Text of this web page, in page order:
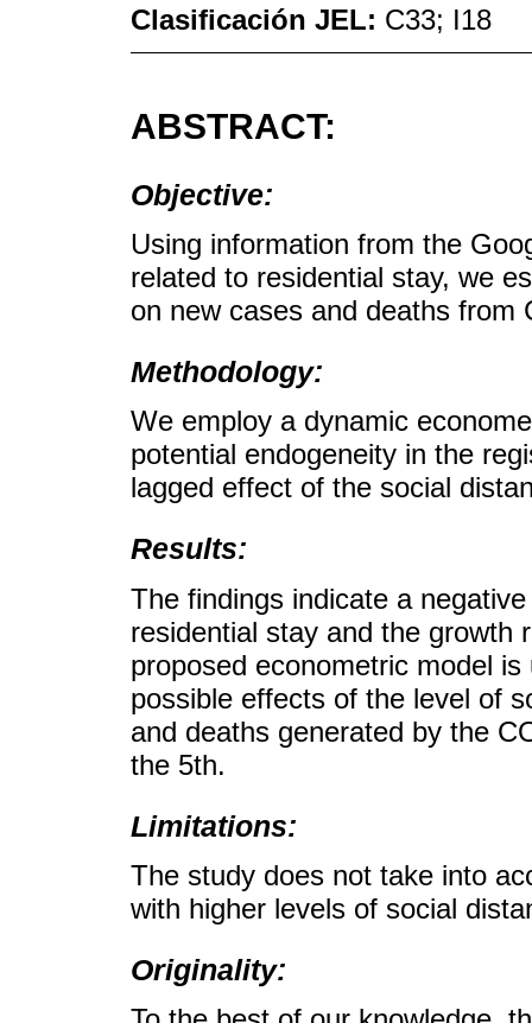
Clasificación JEL: C33; I18
ABSTRACT:
Objective:
Using information from the
related to residential stay, we
on new cases and deaths from
Methodology:
We employ a dynamic
potential endogeneity in the
lagged effect of the social
Results:
The findings indicate a
residential stay and the growth
proposed econometric model
possible effects of the level of
and deaths generated by the
the 5th.
Limitations:
The study does not take into
with higher levels of social
Originality: